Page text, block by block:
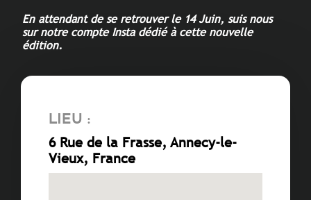
En attendant de se retrouver le 14 Juin, suis nous
sur notre compte Insta dédié à cette nouvelle
édition.
Lieu :
6 Rue de la Frasse, Annecy-le-
Vieux, France